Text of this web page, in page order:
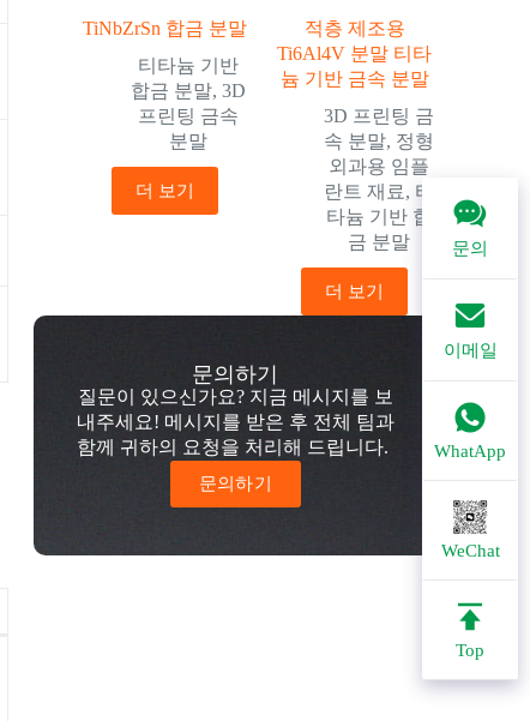
문의
이메일
WhatApp
WeChat
Top
TiNbZrSn 합금 분말
티타늄 기반
합금 분말,3D
프린팅 금속
분말
더 보기
적층 제조용
Ti6Al4V 분말 티타
늄 기반 금속 분말
3D 프린팅 금
속 분말, 정형
외과용 임플
란트 재료, 티
타늄 기반 합
금 분말
더 보기
문의하기
질문이 있으신가요? 지금 메시지를 보
내주세요! 메시지를 받은 후 전체 팀과
함께 귀하의 요청을 처리해 드립니다.
문의하기